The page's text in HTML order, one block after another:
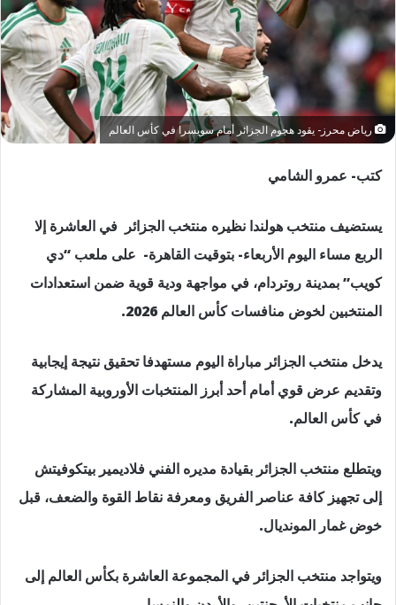
رياض محرز- يقود هجوم الجزائر أمام سويسرا في كأس العالم
كتب- عمرو الشامي
يستضيف منتخب هولندا نظيره منتخب الجزائر في العاشرة إلا
الربع مساء اليوم الأربعاء- بتوقيت القاهرة- على ملعب “دي
كويب” بمدينة روتردام، في مواجهة ودية قوية ضمن استعدادات
المنتخبين لخوض منافسات كأس العالم 2026.
يدخل منتخب الجزائر مباراة اليوم مستهدفا تحقيق نتيجة إيجابية
وتقديم عرض قوي أمام أحد أبرز المنتخبات الأوروبية المشاركة
في كأس العالم.
ويتطلع منتخب الجزائر بقيادة مديره الفني فلاديمير بيتكوفيتش
إلى تجهيز كافة عناصر الفريق ومعرفة نقاط القوة والضعف، قبل
خوض غمار المونديال.
ويتواجد منتخب الجزائر في المجموعة العاشرة بكأس العالم إلى